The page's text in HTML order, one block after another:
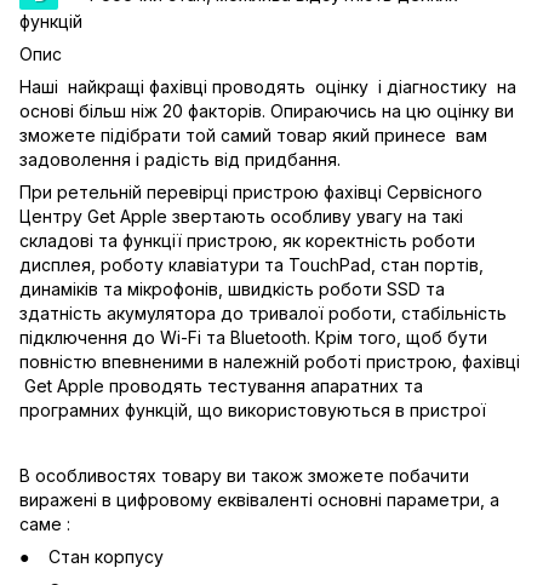
функцій
Опис
Наші найкращі фахівці проводять оцінку і діагностику на
основі більш ніж 20 факторів. Опираючись на цю оцінку ви
зможете підібрати той самий товар який принесе вам
задоволення і радість від придбання.
При ретельній перевірці пристрою фахівці Сервісного
Центру Get Apple звертають особливу увагу на такі
складові та функції пристрою, як коректність роботи
дисплея, роботу клавіатури та TouchPad, стан портів,
динаміків та мікрофонів, швидкість роботи SSD та
здатність акумулятора до тривалої роботи, стабільність
підключення до Wi-Fi та Bluetooth. Крім того, щоб бути
повністю впевненими в належній роботі пристрою, фахівці
Get Apple проводять тестування апаратних та
програмних функцій, що використовуються в пристрої
В особливостях товару ви також зможете побачити
виражені в цифровому еквіваленті основні параметри, а
саме :
Стан корпусу